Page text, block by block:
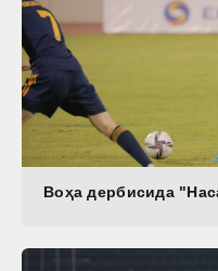
Воҳа дербисида